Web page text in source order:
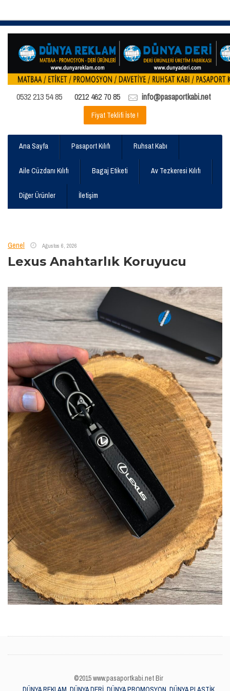
0532 213 54 85 0212 462 70 85 info@pasaportkabi.net
Fiyat Teklifi İste !
Ana Sayfa Pasaport Kılıfı Ruhsat Kabı
Aile Cüzdanı Kılıfı Bagaj Etiketi Av Tezkeresi Kılıfı
Diğer Ürünler İletişim
Genel Ağustos 6, 2026
Lexus Anahtarlık Koruyucu
©2015 www.pasaportkabi.net Bir